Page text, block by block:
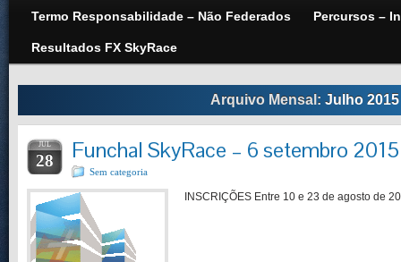
Termo Responsabilidade – Não Federados Percursos –
Resultados FX SkyRace
Arquivo Mensal: Julho 2015
JUL
28 Funchal SkyRace – 6 setembro 2015
Sem categoria
INSCRIÇÕES Entre 10 e 23 de agosto de